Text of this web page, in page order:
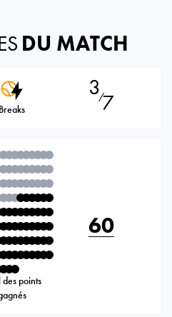
DU MATCH
Breaks
3⁄7
des points
60